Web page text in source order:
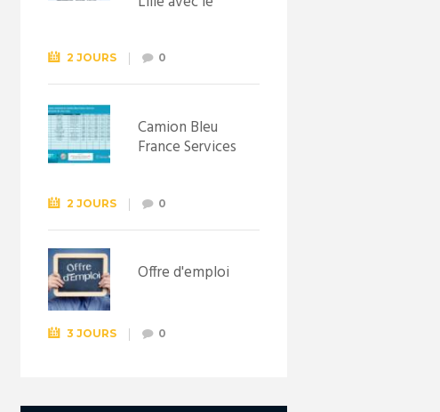
Lewarde, le 26
septembre !
2 JOURS 0
Camion Bleu
France Services
2 JOURS 0
Offre d'emploi
3 JOURS 0